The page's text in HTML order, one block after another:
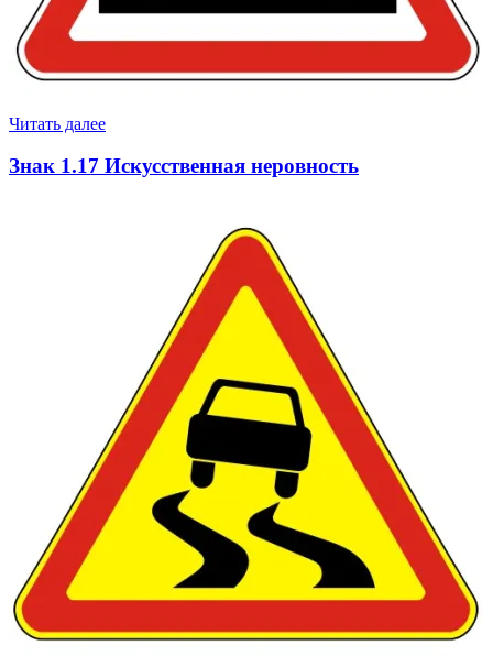
Читать далее
Знак 1.17 Искусственная неровность